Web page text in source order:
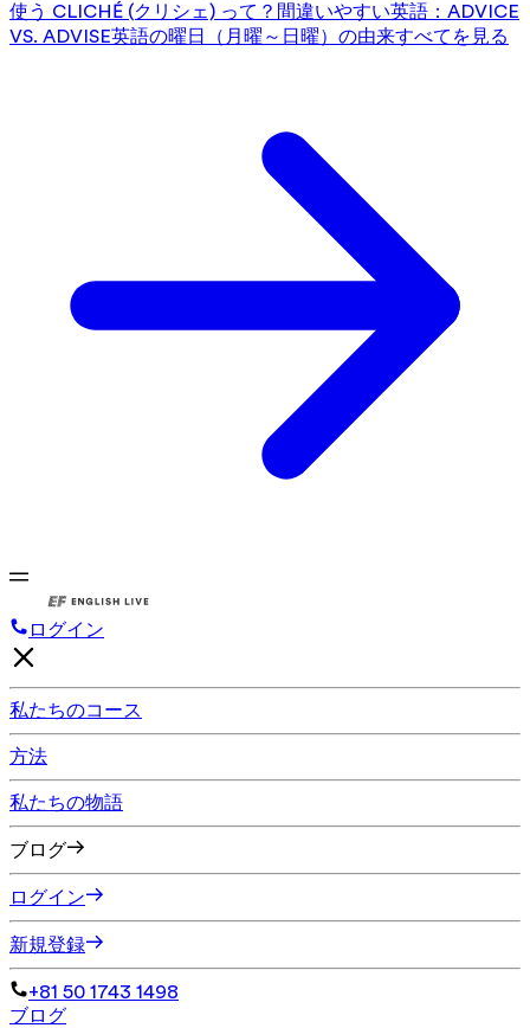
使う CLICHÉ (クリシェ) って？ 間違いやすい英語：ADVICE
VS. ADVISE英語の曜日（月曜～日曜）の由来すべてを見る
ログイン
私たちのコース
方法
私たちの物語
ブログ
ログイン
新規登録
+81 50 1743 1498
ブログ